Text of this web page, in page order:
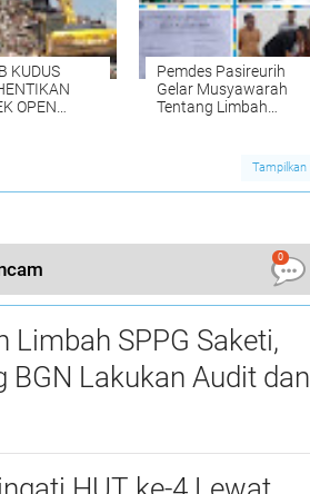
KUDUS
OPEN
Pemdes Pasireurih
Gelar Musyawarah
Tentang Limbah
Cisata Hasilkan
Kesepakatan Tutup
Sementara
Tampilkan
0
Limbah SPPG Saketi,
BGN Lakukan Audit dan